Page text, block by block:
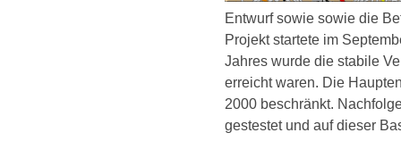
Entwurf sowie sowie die
Projekt startete im
Jahres wurde die stabile
erreicht waren. Die
2000 beschränkt.
gestestet und auf dieser